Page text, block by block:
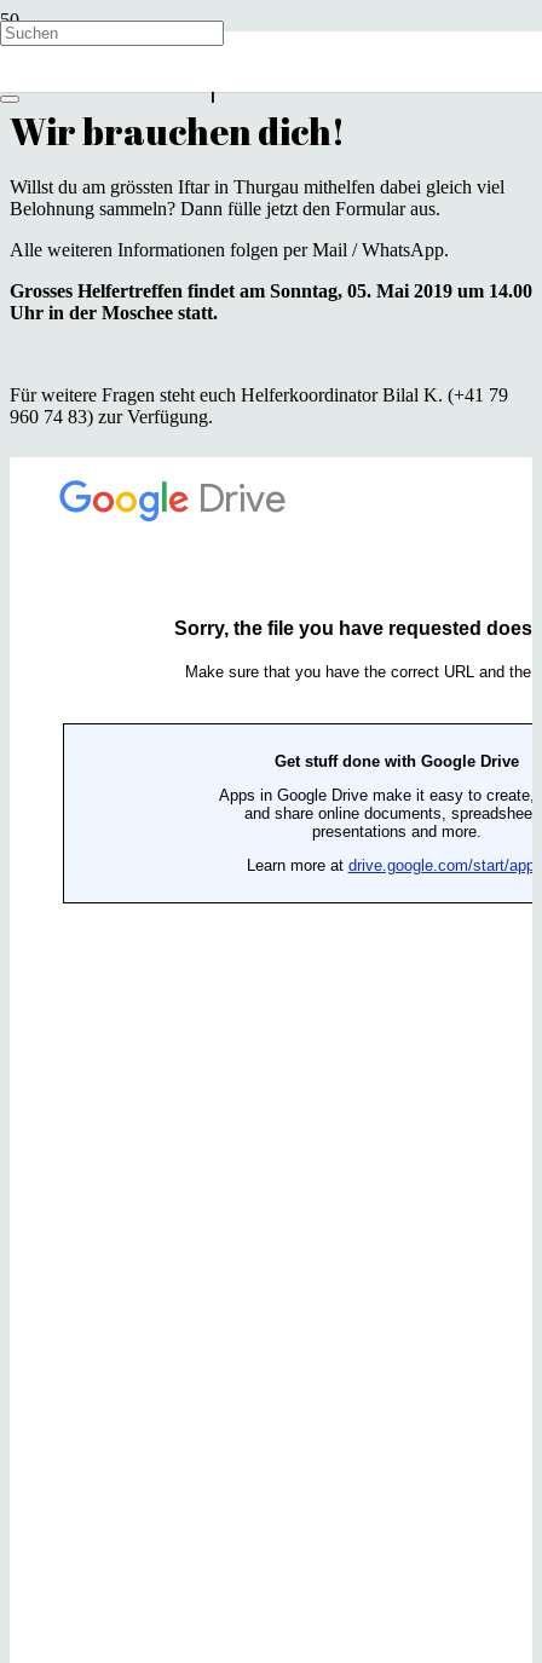
Iftar Marktplatz Helfer
Wir brauchen dich!
Willst du am grössten Iftar in Thurgau mithelfen dabei gleich viel
Belohnung sammeln? Dann fülle jetzt den Formular aus.
Alle weiteren Informationen folgen per Mail / WhatsApp.
Grosses Helfertreffen findet am Sonntag, 05. Mai 2019 um 14.00
Uhr in der Moschee statt.
Für weitere Fragen steht euch Helferkoordinator Bilal K. (+41 79
960 74 83) zur Verfügung.